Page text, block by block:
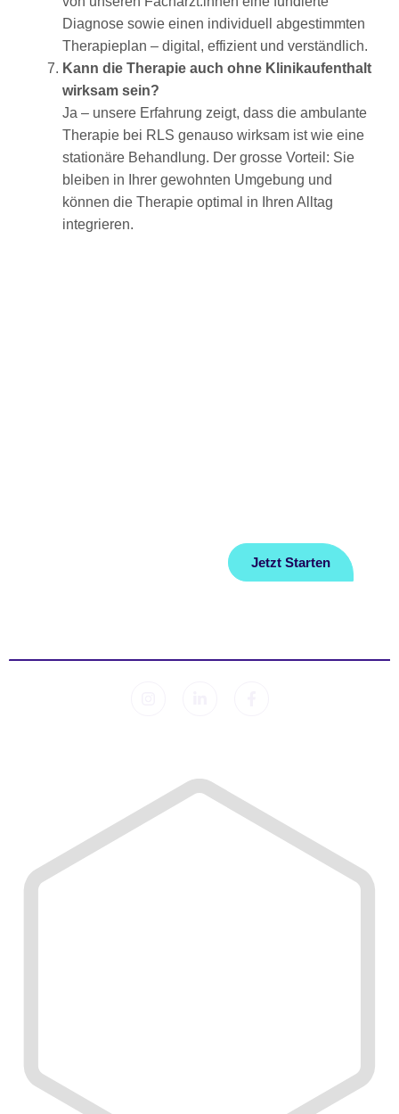
Diagnose sowie einen individuell abgestimmten
Therapieplan – digital, effizient und verständlich.
Kann die Therapie auch ohne Klinikaufenthalt
wirksam sein?
Ja – unsere Erfahrung zeigt, dass die ambulante
Therapie bei RLS genauso wirksam ist wie eine
stationäre Behandlung. Der grosse Vorteil: Sie
bleiben in Ihrer gewohnten Umgebung und
können die Therapie optimal in Ihren Alltag
integrieren.
Jetzt Starten